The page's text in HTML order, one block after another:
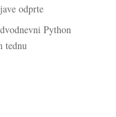
odprte
Python
tednu